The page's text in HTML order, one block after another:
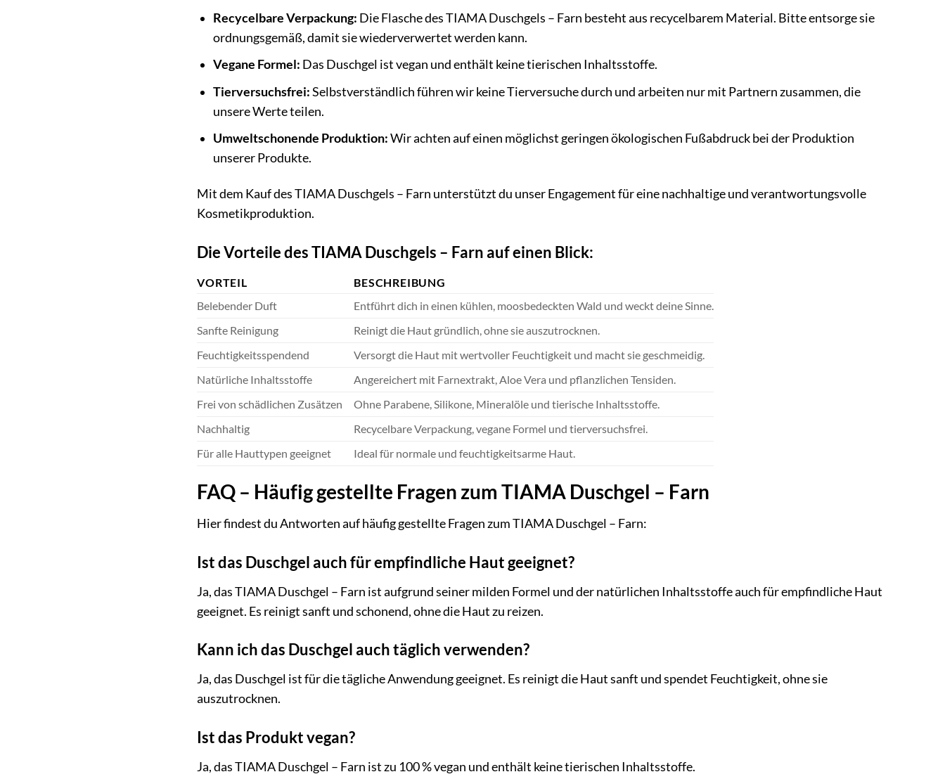
Recycelbare Verpackung: Die Flasche des TIAMA Duschgels – Farn besteht aus recycelbarem Material. Bitte entsorge sie
ordnungsgemäß, damit sie wiederverwertet werden kann.
Vegane Formel: Das Duschgel ist vegan und enthält keine tierischen Inhaltsstoffe.
Tierversuchsfrei:Selbstverständlich führen wir keine Tierversuche durch und arbeiten nur mit Partnern zusammen, die
unsere Werte teilen.
Umweltschonende Produktion:Wir achten auf einen möglichst geringen ökologischen Fußabdruck bei der Produktion
unserer Produkte.
Mit dem Kauf des TIAMA Duschgels – Farn unterstützt du unser Engagement für eine nachhaltige und verantwortungsvolle
Kosmetikproduktion.
Die Vorteile des TIAMA Duschgels – Farn auf einen Blick:
VORTEIL
BESCHREIBUNG
Belebender Duft
Entführt dich in einen kühlen, moosbedeckten Wald und weckt deine Sinne.
Sanfte Reinigung
Reinigt die Haut gründlich, ohne sie auszutrocknen.
Feuchtigkeitsspendend
Versorgt die Haut mit wertvoller Feuchtigkeit und macht sie geschmeidig.
Natürliche Inhaltsstoffe
Angereichert mit Farnextrakt, Aloe Vera und pflanzlichen Tensiden.
Frei von schädlichen Zusätzen
Ohne Parabene, Silikone, Mineralöle und tierische Inhaltsstoffe.
Nachhaltig
Recycelbare Verpackung, vegane Formel und tierversuchsfrei.
Für alle Hauttypen geeignet
Ideal für normale und feuchtigkeitsarme Haut.
FAQ – Häufig gestellte Fragen zum TIAMA Duschgel – Farn
Hier findest du Antworten auf häufig gestellte Fragen zum TIAMA Duschgel – Farn:
Ist das Duschgel auch für empfindliche Haut geeignet?
Ja, das TIAMA Duschgel – Farn ist aufgrund seiner milden Formel und der natürlichen Inhaltsstoffe auch für empfindliche Haut
geeignet. Es reinigt sanft und schonend, ohne die Haut zu reizen.
Kann ich das Duschgel auch täglich verwenden?
Ja, das Duschgel ist für die tägliche Anwendung geeignet. Es reinigt die Haut sanft und spendet Feuchtigkeit, ohne sie
auszutrocknen.
Ist das Produkt vegan?
Ja, das TIAMA Duschgel – Farn ist zu 100 % vegan und enthält keine tierischen Inhaltsstoffe.